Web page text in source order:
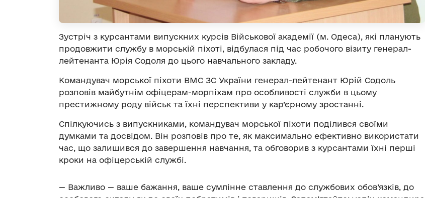
Зустріч з курсантами випускних курсів Військової академії (м. Одеса), які планують
продовжити службу в морській піхоті, відбулася під час робочого візиту генерал-
лейтенанта Юрія Содоля до цього навчального закладу.
Командувач морської піхоти ВМС ЗС України генерал-лейтенант Юрій Содоль
розповів майбутнім офіцерам-морпіхам про особливості служби в цьому
престижному роду військ та їхні перспективи у кар’єрному зростанні.
Спілкуючись з випускниками, командувач морської піхоти поділився своїми
думками та досвідом. Він розповів про те, як максимально ефективно використати
час, що залишився до завершення навчання, та обговорив з курсантами їхні перші
кроки на офіцерській службі.
— Важливо — ваше бажання, ваше сумлінне ставлення до службових обов’язків, до